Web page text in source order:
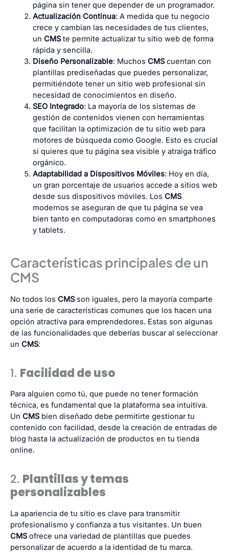
página sin tener que depender de un programador.
Actualización Continua: A medida que tu negocio
crece y cambian las necesidades de tus clientes,
un CMSte permite actualizar tu sitio web de forma
rápida y sencilla.
Diseño Personalizable: Muchos CMScuentan con
plantillas prediseñadas que puedes personalizar,
permitiéndote tener un sitio web profesional sin
necesidad de conocimientos en diseño.
SEO Integrado: La mayoría de los sistemas de
gestión de contenidos vienen con herramientas
que facilitan la optimización de tu sitio web para
motores de búsqueda como Google. Esto es crucial
si quieres que tu página sea visible y atraiga tráfico
orgánico.
Adaptabilidad a Dispositivos Móviles: Hoy en día,
un gran porcentaje de usuarios accede a sitios web
desde sus dispositivos móviles. Los CMS
modernos se aseguran de que tu página se vea
bien tanto en computadoras como en smartphones
y tablets.
Características principales de un
CMS
No todos los CMS son iguales, pero la mayoría comparte
una serie de características comunes que los hacen una
opción atractiva para emprendedores. Estas son algunas
de las funcionalidades que deberías buscar al seleccionar
un CMS:
1. Facilidad de uso
Para alguien como tú, que puede no tener formación
técnica, es fundamental que la plataforma sea intuitiva.
Un CMS bien diseñado debe permitirte gestionar tu
contenido con facilidad, desde la creación de entradas de
blog hasta la actualización de productos en tu tienda
online.
2. Plantillas y temas
personalizables
La apariencia de tu sitio es clave para transmitir
profesionalismo y confianza a tus visitantes. Un buen
CMS ofrece una variedad de plantillas que puedes
personalizar de acuerdo a la identidad de tu marca.